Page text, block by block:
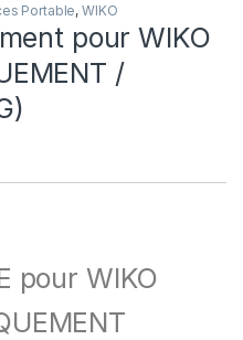
Portable,WIKO
pour WIKO
/
pour WIKO